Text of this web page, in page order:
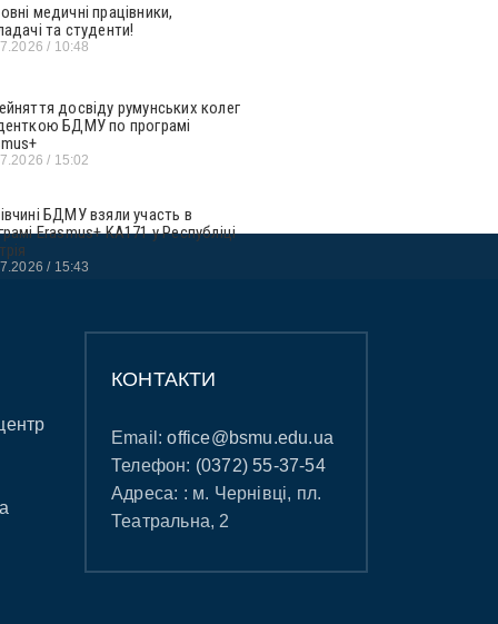
медичні працівники,
та студенти!
10:48
досвіду румунських колег
БДМУ по програмі
15:02
БДМУ взяли участь в
Erasmus+ KA171 у Республіці
15:43
КОНТАКТИ
Email:office@bsmu.edu.ua
Телефон: (0372) 55-37-54
Адреса: : м. Чернівці, пл.
Театральна, 2